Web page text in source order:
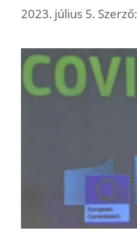
2023. július 5. Szerző: